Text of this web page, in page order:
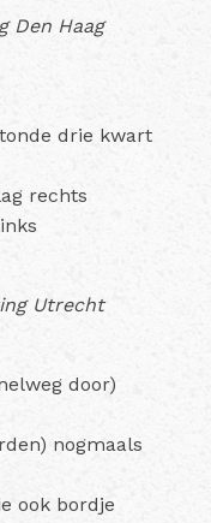
Den Haag
drie kwart
rechts
Utrecht
door)
nogmaals
ook bordje